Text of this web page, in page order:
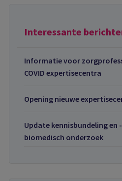
Interessante
Informatie voor
COVID expertisecentra
Opening nieuwe
Update kennisbundeling en
biomedisch onderzoek